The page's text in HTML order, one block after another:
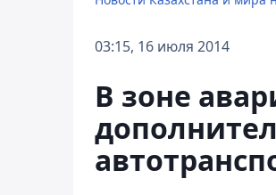
03:15, 16 июля 2014
В зоне